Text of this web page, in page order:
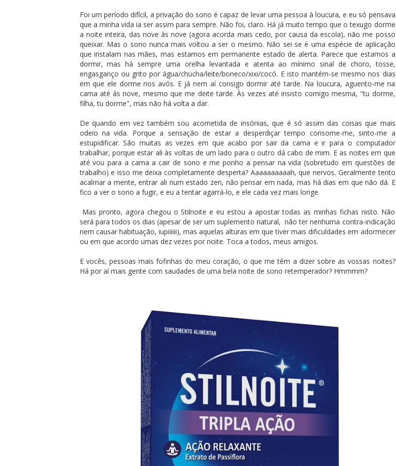
Foi um período difícil, a privação do sono é capaz de levar uma pessoa à loucura, e eu só pensava
que a minha vida ia ser assim para sempre. Não foi, claro. Há já muito tempo que o texugo dorme
a noite inteira, das nove às nove (agora acorda mais cedo, por causa da escola), não me posso
queixar. Mas o sono nunca mais voltou a ser o mesmo. Não sei se é uma espécie de aplicação
que instalam nas mães, mas estamos em permanente estado de alerta. Parece que estamos a
dormir, mas há sempre uma orelha levantada e atenta ao mínimo sinal de choro, tosse,
engasganço ou grito por água/chucha/leite/boneco/xixi/cocó. E isto mantém-se mesmo nos dias
em que ele dorme nos avós. E já nem aí consigo dormir até tarde. Na loucura, aguento-me na
cama até às nove, mesmo que me deite tarde. Às vezes até insisto comigo mesma, "tu dorme,
filha, tu dorme", mas não há volta a dar.
De quando em vez também sou acometida de insónias, que é só assim das coisas que mais
odeio na vida. Porque a sensação de estar a desperdiçar tempo consome-me, sinto-me a
estupidificar. São muitas as vezes em que acabo por sair da cama e ir para o computador
trabalhar, porque estar ali às voltas de um lado para o outro dá cabo de mim. E as noites em que
até vou para a cama a cair de sono e me ponho a pensar na vida (sobretudo em questões de
trabalho) e isso me deixa completamente desperta? Aaaaaaaaaah, que nervos. Geralmente tento
acalmar a mente, entrar ali num estado zen, não pensar em nada, mas há dias em que não dá. E
fico a ver o sono a fugir, e eu a tentar agarrá-lo, e ele cada vez mais longe.
Mas pronto, agora chegou o Stilnoite e eu estou a apostar todas as minhas fichas nisto. Não
será para todos os dias (apesar de ser um suplemento natural, não ter nenhuma contra-indicação
nem causar habituação, iupiiiiii), mas aquelas alturas em que tiver mais dificuldades em adormecer
ou em que acordo umas dez vezes por noite. Toca a todos, meus amigos.
E vocês, pessoas mais fofinhas do meu coração, o que me têm a dizer sobre as vossas noites?
Há por aí mais gente com saudades de uma bela noite de sono retemperador? Hmmmm?